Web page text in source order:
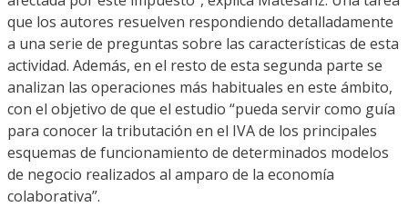
que los autores resuelven respondiendo detalladamente
a una serie de preguntas sobre las características de esta
actividad. Además, en el resto de esta segunda parte se
analizan las operaciones más habituales en este ámbito,
con el objetivo de que el estudio “pueda servir como guía
para conocer la tributación en el IVAde los principales
esquemas de funcionamiento de determinados modelos
de negocio realizados al amparo de la economía
colaborativa”.